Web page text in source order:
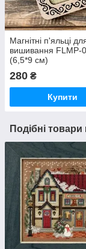
Магнітні п'яльці
вишивання FLMP-
(6,5*9 см)
280 ₴
Купити
Подібні товари